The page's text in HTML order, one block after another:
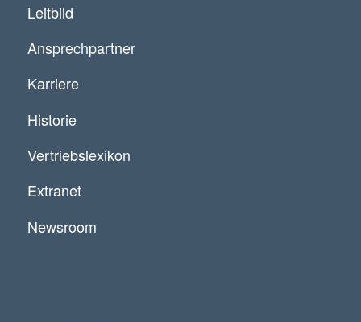
Leitbild
Ansprechpartner
Karriere
Historie
Vertriebslexikon
Extranet
Newsroom